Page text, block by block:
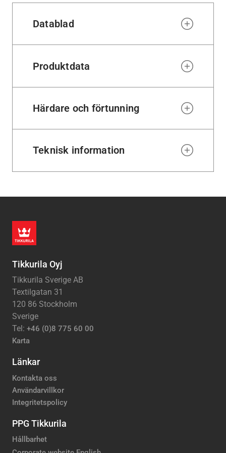
Datablad
Produktdata
Härdare och förtunning
Teknisk information
Tikkurila Oyj
Tikkurila Sverige AB
Textilgatan 31
120 86 Stockholm
Sverige
Tel: +46 (0)8 775 60 00
Karta
Länkar
Kontakta oss
Användarvillkor
Integritetspolicy
PPG Tikkurila
Hållbarhet